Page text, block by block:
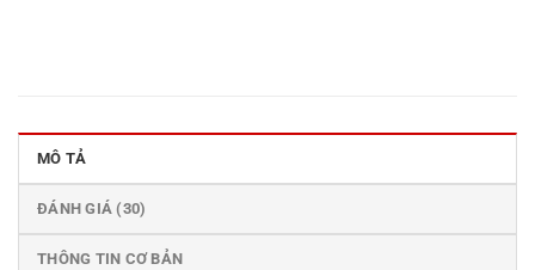
MÔ TẢ
ĐÁNH GIÁ (30)
THÔNG TIN CƠ BẢN